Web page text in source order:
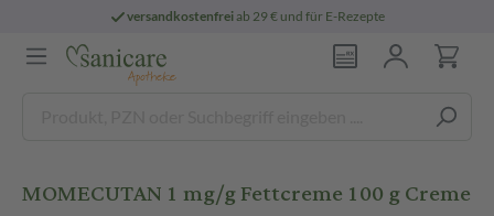
versandkostenfreiab 29 € und für E-Rezepte
MOMECUTAN 1 mg/g Fettcreme 100 g Creme